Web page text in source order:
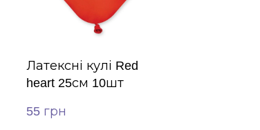
Латексні кулі Red
heart 25см 10шт
55 грн